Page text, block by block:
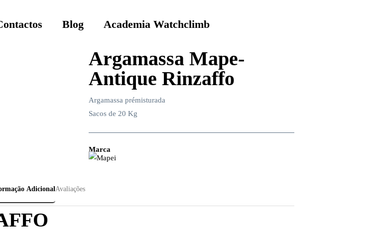
Blog Academia Watchclimb
Argamassa Mape-
Antique Rinzaffo
Argamassa prémisturada
Sacos de 20 Kg
Marca
AdicionalAvaliações